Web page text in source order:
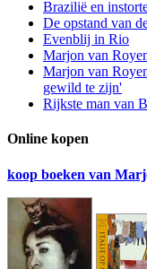
Brazilië en
De opstand van
Evenblij in Rio
Marjon van
Marjon van
gewild te zijn'
Rijkste man van
Online kopen
koop boeken van